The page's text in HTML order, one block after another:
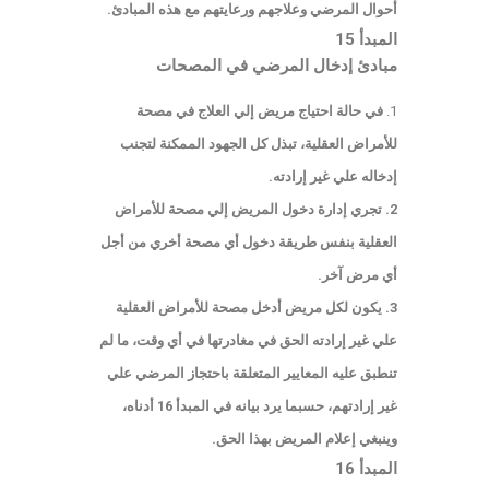
أحوال المرضي وعلاجهم ورعايتهم مع هذه المبادئ.
المبدأ 15
مبادئ إدخال المرضي في المصحات
في حالة احتياج مريض إلي العلاج في مصحة
للأمراض العقلية، تبذل كل الجهود الممكنة لتجنب
إدخاله علي غير إرادته.
2. تجري إدارة دخول المريض إلي مصحة للأمراض
العقلية بنفس طريقة دخول أي مصحة أخري من أجل
أي مرض آخر.
3. يكون لكل مريض أدخل مصحة للأمراض العقلية
علي غير إرادته الحق في مغادرتها في أي وقت، ما لم
تنطبق عليه المعايير المتعلقة باحتجاز المرضي علي
غير إرادتهم، حسبما يرد بيانه في المبدأ 16 أدناه،
وينبغي إعلام المريض بهذا الحق.
المبدأ 16